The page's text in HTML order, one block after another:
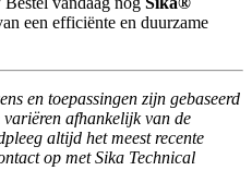
een efficiënte en duurzame
en toepassingen zijn gebaseerd
afhankelijk van de
altijd het meest recente
op met Sika Technical